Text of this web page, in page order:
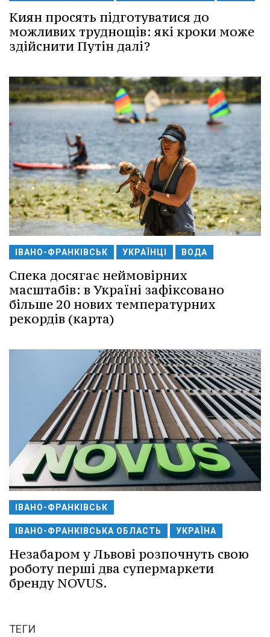
Киян просять підготуватися до
можливих труднощів: які кроки може
здійснити Путін далі?
ІВАНО-ФРАНКІВСЬК УКРАЇНЦІ ВОДА
Спека досягає неймовірних
масштабів: в Україні зафіксовано
більше 20 нових температурних
рекордів (карта)
ІВАНО-ФРАНКІВСЬК
ІВАНО-ФРАНКІВСЬКА ОБЛАСТЬ УКРАЇНА
Незабаром у Львові розпочнуть свою
роботу перші два супермаркети
бренду NOVUS.
ТЕГИ